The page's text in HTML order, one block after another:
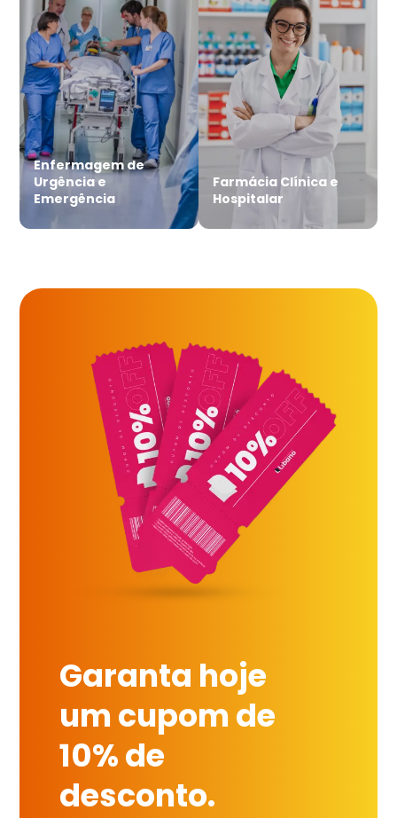
Enfermagem de
Urgência e
Emergência
Farmácia Clínica e
Hospitalar
Garanta hoje
um cupom de
10% de
desconto.